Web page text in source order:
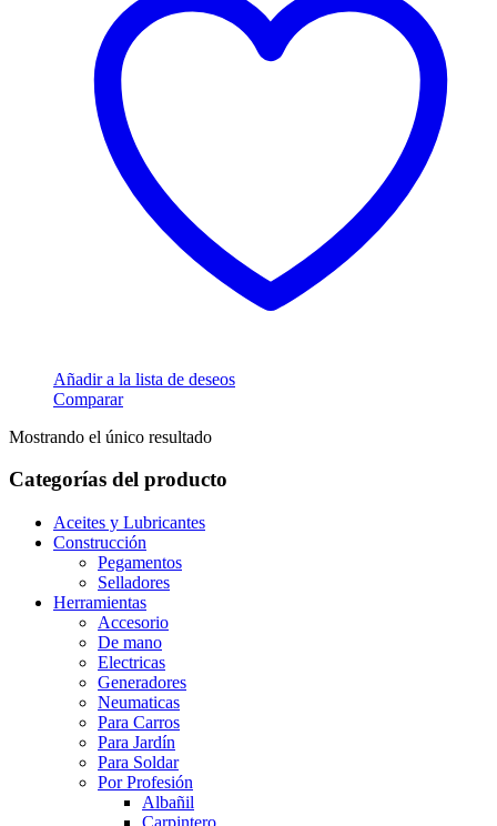
Añadir a la lista de deseos
Comparar
Mostrando el único resultado
Categorías del producto
Aceites y Lubricantes
Construcción
Pegamentos
Selladores
Herramientas
Accesorio
De mano
Electricas
Generadores
Neumaticas
Para Carros
Para Jardín
Para Soldar
Por Profesión
Albañil
Carpintero